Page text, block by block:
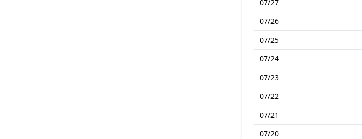
07/27
07/26
07/25
07/24
07/23
07/22
07/21
07/20